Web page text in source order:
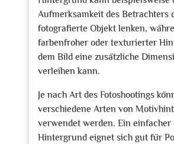
Aufmerksamkeit des Betrachters
fotografierte Objekt lenken,
farbenfroher oder texturierter
dem Bild eine zusätzliche
verleihen kann.
Je nach Art des Fotoshootings
verschiedene Arten von
verwendet werden. Ein
Hintergrund eignet sich gut für